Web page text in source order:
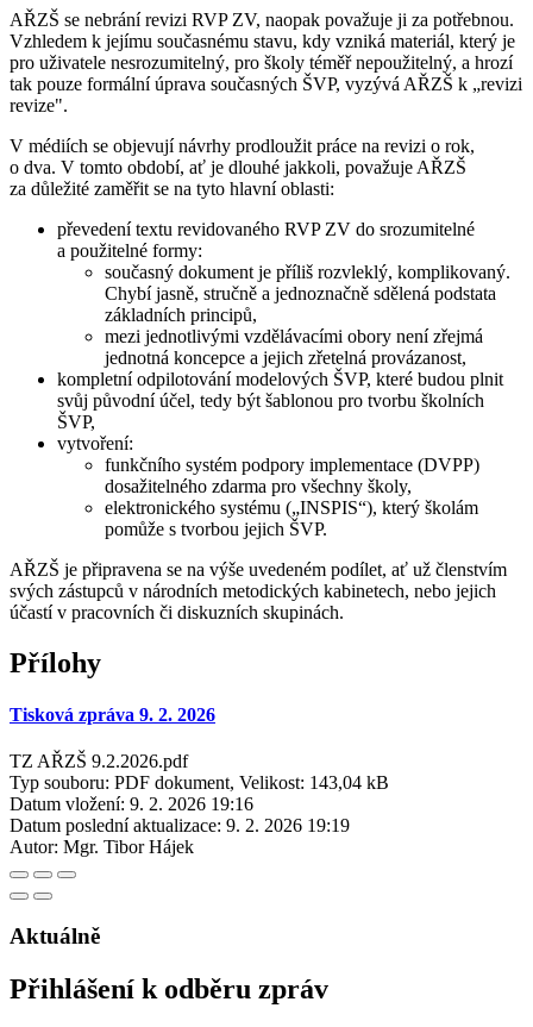
AŘZŠ se nebrání revizi RVP ZV, naopak považuje ji za potřebnou.
Vzhledem k jejímu současnému stavu, kdy vzniká materiál, který je
pro uživatele nesrozumitelný, pro školy téměř nepoužitelný, a hrozí
tak pouze formální úprava současných ŠVP, vyzývá AŘZŠ k „revizi
revize".
V médiích se objevují návrhy prodloužit práce na revizi o rok,
o dva. V tomto období, ať je dlouhé jakkoli, považuje AŘZŠ
za důležité zaměřit se na tyto hlavní oblasti:
převedení textu revidovaného RVP ZV do srozumitelné
a použitelné formy:
současný dokument je příliš rozvleklý, komplikovaný.
Chybí jasně, stručně a jednoznačně sdělená podstata
základních principů,
mezi jednotlivými vzdělávacími obory není zřejmá
jednotná koncepce a jejich zřetelná provázanost,
kompletní odpilotování modelových ŠVP, které budou plnit
svůj původní účel, tedy být šablonou pro tvorbu školních
ŠVP,
vytvoření:
funkčního systém podpory implementace (DVPP)
dosažitelného zdarma pro všechny školy,
elektronického systému („INSPIS“), který školám
pomůže s tvorbou jejich ŠVP.
AŘZŠ je připravena se na výše uvedeném podílet, ať už členstvím
svých zástupců v národních metodických kabinetech, nebo jejich
účastí v pracovních či diskuzních skupinách.
Přílohy
Tisková zpráva 9. 2. 2026
TZ AŘZŠ 9.2.2026.pdf
Typ souboru: PDF dokument, Velikost: 143,04 kB
Datum vložení: 9. 2. 2026 19:16
Datum poslední aktualizace: 9. 2. 2026 19:19
Autor: Mgr. Tibor Hájek
Aktuálně
Přihlášení k odběru zpráv